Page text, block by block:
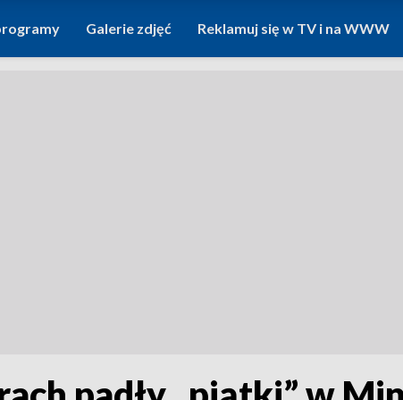
Galerie zdjęć Reklamuj się w TV i na WWW